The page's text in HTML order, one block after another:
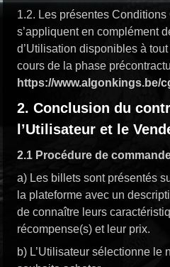
1.2. Les présentes
s’appliquent en complément
d’Utilisation disponibles à
cours de la phase
https://www.algonkings.be/
2. Conclusion du
l’Utilisateur et le
2.1 Procédure de
a) Les billets sont présentés
la plateforme avec un
de connaître leurs
récompense(s) et leur prix.
b) L’Utilisateur sélectionne le